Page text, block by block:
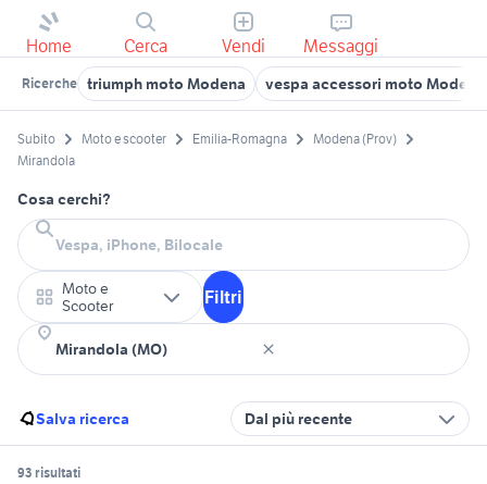
Home Cerca Vendi Messaggi
Ricerche triumph moto Modena vespa accessori moto
Subito Moto e scooter Emilia-Romagna
Modena (Prov)
Mirandola
Cosa cerchi?
Moto e
Scooter
Filtri
Salva ricerca Dal più recente
93 risultati